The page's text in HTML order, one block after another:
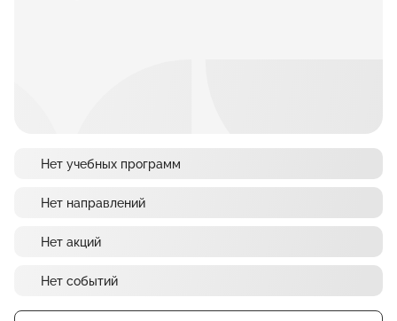
Нет учебных программ
Нет направлений
Нет акций
Нет событий